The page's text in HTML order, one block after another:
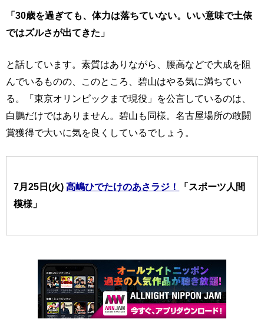
「30歳を過ぎても、体力は落ちていない。いい意味で土俵
ではズルさが出てきた」
と話しています。素質はありながら、腰高などで大成を阻
んでいるものの、このところ、碧山はやる気に満ちてい
る。「東京オリンピックまで現役」を公言しているのは、
白鵬だけではありません。碧山も同様。名古屋場所の敢闘
賞獲得で大いに気を良くしているでしょう。
7月25日(火)高嶋ひでたけのあさラジ！
「スポーツ人間
模様」